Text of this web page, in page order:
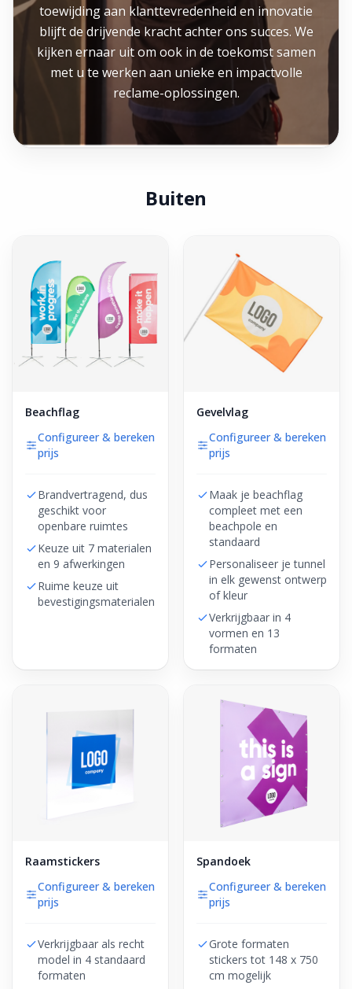
toewijding aan klanttevredenheid en innovatie
blijft de drijvende kracht achter ons succes. We
kijken ernaar uit om ook in de toekomst samen
met u te werken aan unieke en impactvolle
reclame-oplossingen.
Buiten
Beachflag
Configureer & bereken
prijs
Brandvertragend, dus
geschikt voor
openbare ruimtes
Keuze uit 7 materialen
en 9 afwerkingen
Ruime keuze uit
bevestigingsmaterialen
Gevelvlag
Configureer & bereken
prijs
Maak je beachflag
compleet met een
beachpole en
standaard
Personaliseer je tunnel
in elk gewenst ontwerp
of kleur
Verkrijgbaar in 4
vormen en 13
formaten
Raamstickers
Configureer & bereken
prijs
Verkrijgbaar als recht
model in 4 standaard
formaten
Spandoek
Configureer & bereken
prijs
Grote formaten
stickers tot 148 x 750
cm mogelijk